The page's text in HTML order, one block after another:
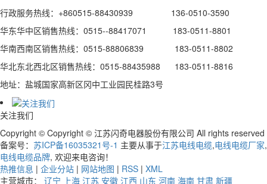
行政服务热线：+860515-88430939 136-0510-3590
华东华中区销售热线：0515--88417071 183-0511-8801
华南西南区销售热线：0515-88806839 183-0511-8802
华北东北西北区销售热线：0515-88435988 183-0511-8816
地址：盐城国家高新区冈中工业园民桂路3号
关注我们
Copyright © Copyright © 江苏闪奇电器股份有限公司 All rights reserved
备案号： 苏ICP备16035321号-1 主要从事于江苏电线电缆,电线电缆厂家,
电线电缆品牌, 欢迎来电咨询！
热推信息 | 企业分站 | 网站地图 | RSS | XML
主营城市： 辽宁 上海 江苏 安徽 江西 山东 河南 海南 甘肃 新疆